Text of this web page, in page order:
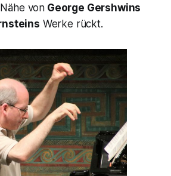
von George Gershwins
Werke rückt.